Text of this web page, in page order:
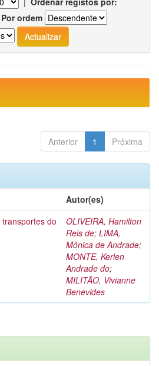
Por ordem
Anterior 1 Próxima
Autor(es)
do
OLIVEIRA, Hamilton
Reis de; LIMA,
Mônica de Andrade;
MONTE, Kerlen
Andrade do;
MILITÃO, Vivianne
Benevides